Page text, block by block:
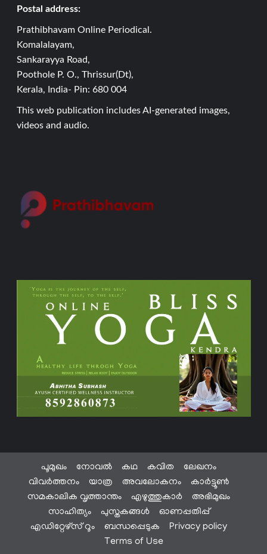
Postal address:
Prathibhavam Online Periodical.
Komalalayam,
Sankarayya Road,
Poothole P. O., Thrissur(Dt),
Kerala, India- Pin: 680 004
This web publication includes AI-generated images,
videos and audio.
പൂമുഖം നോവൽ കഥ കവിത
ലേഖനം
വിവർത്തനം
യാത്ര അവലോകനം
കാർട്ടൂൺ
സമകാലിക വൃത്താന്തം
എഴുത്തുകാർ
അഭിമുഖം
സാഹിത്യം
പുസ്തകങ്ങൾ
ഓണപ്പതിപ്പ്
എഡിറ്റേഴ്സ് റൂം
ബന്ധപ്പെടുക
Privacy policy
Terms of Use